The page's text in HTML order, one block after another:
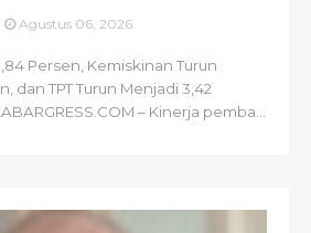
Agustus 06, 2026
Persen, Kemiskinan Turun
dan TPT Turun Menjadi 3,42
– Kinerja pemba...